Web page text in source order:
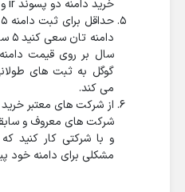
خرید دامنه دو پسوند ir و com را ثبت کنید.
سال بر روی قیمت
گوگل به ثبت های
می کند.
از شرکت های معتبر خرید
شرکت های معروف و
و با شرکتی کار کنید
مشکلی برای دامنه خود